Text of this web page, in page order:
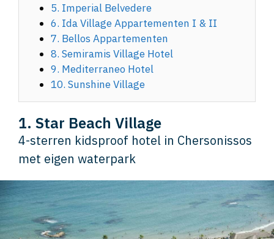
5. Imperial Belvedere
6. Ida Village Appartementen I & II
7. Bellos Appartementen
8. Semiramis Village Hotel
9. Mediterraneo Hotel
10. Sunshine Village
1. Star Beach Village
4-sterren kidsproof hotel in Chersonissos
met eigen waterpark